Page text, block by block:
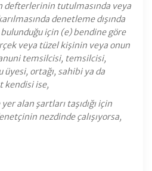
defterlerinin tutulmasında veya
denetleme dışında
için (e) bendine göre
veya tüzel kişinin veya onun
temsilcisi, temsilcisi,
üyesi, ortağı, sahibi ya da
kendisi ise,
alan şartları taşıdığı için
nezdinde çalışıyorsa,